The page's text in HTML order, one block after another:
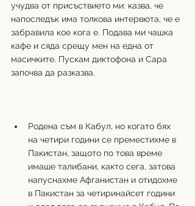
учудва от присъствието ми: казва, че
напоследък има толкова интервюта, че е
забравила кое кога е. Подава ми чашка
кафе и сяда срещу мен на една от
масичките. Пускам диктофона и Сара
започва да разказва.
Родена съм в Кабул, но когато бях
на четири години се преместихме в
Пакистан, защото по това време
имаше талибани, както сега, затова
напуснахме Афганистан и отидохме
в Пакистан за четиринайсет години